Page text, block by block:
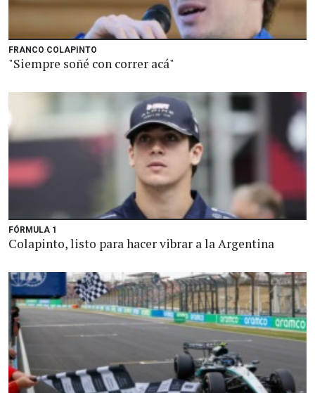
FRANCO COLAPINTO
"Siempre soñé con correr acá"
FÓRMULA 1
Colapinto, listo para hacer vibrar a la Argentina